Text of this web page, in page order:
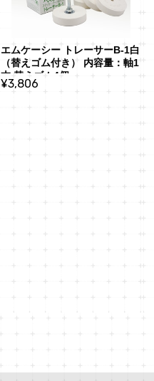
エムケーシー トレーサーB-1白
（替えゴム付き） 内容量：軸1
本 替えゴム4個
¥3,806